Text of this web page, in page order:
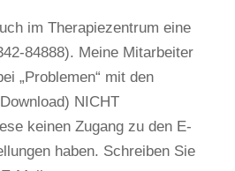
im Therapiezentrum eine
84888). Meine Mitarbeiter
„Problemen“ mit den
NICHT
keinen Zugang zu den E-
haben. Schreiben Sie